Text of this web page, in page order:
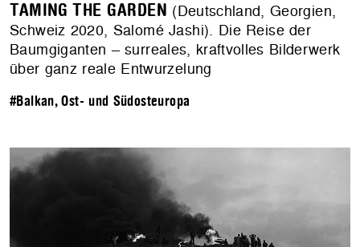
TAMING THE GARDEN (Deutschland, Georgien,
Schweiz 2020, Salomé Jashi). Die Reise der
Baumgiganten – surreales, kraftvolles Bilderwerk
über ganz reale Entwurzelung
#Balkan, Ost- und Südosteuropa